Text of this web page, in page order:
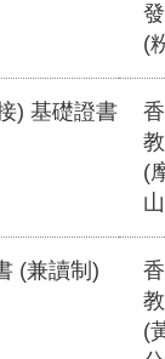
(
) 基礎證書
(
(兼讀制)
(